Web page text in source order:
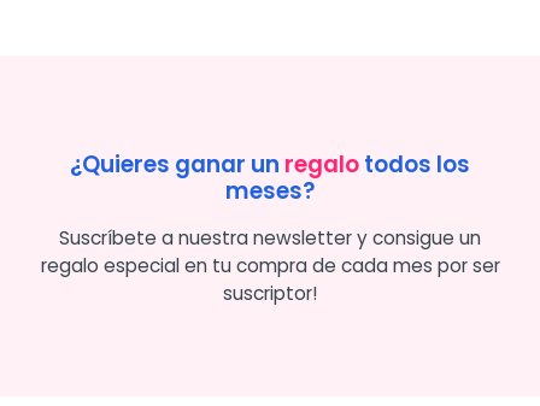
¿Quieres ganar un regalotodos los
meses?
Suscríbete a nuestra newsletter y consigue un
regalo especial en tu compra de cada mes por ser
suscriptor!